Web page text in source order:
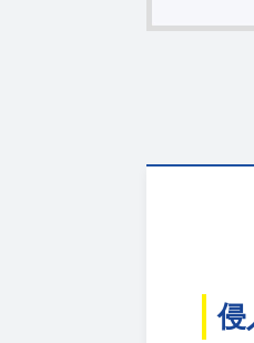
侵